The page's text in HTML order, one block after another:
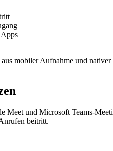
Apps
mobiler Aufnahme und
und Microsoft Teams-
beitritt.